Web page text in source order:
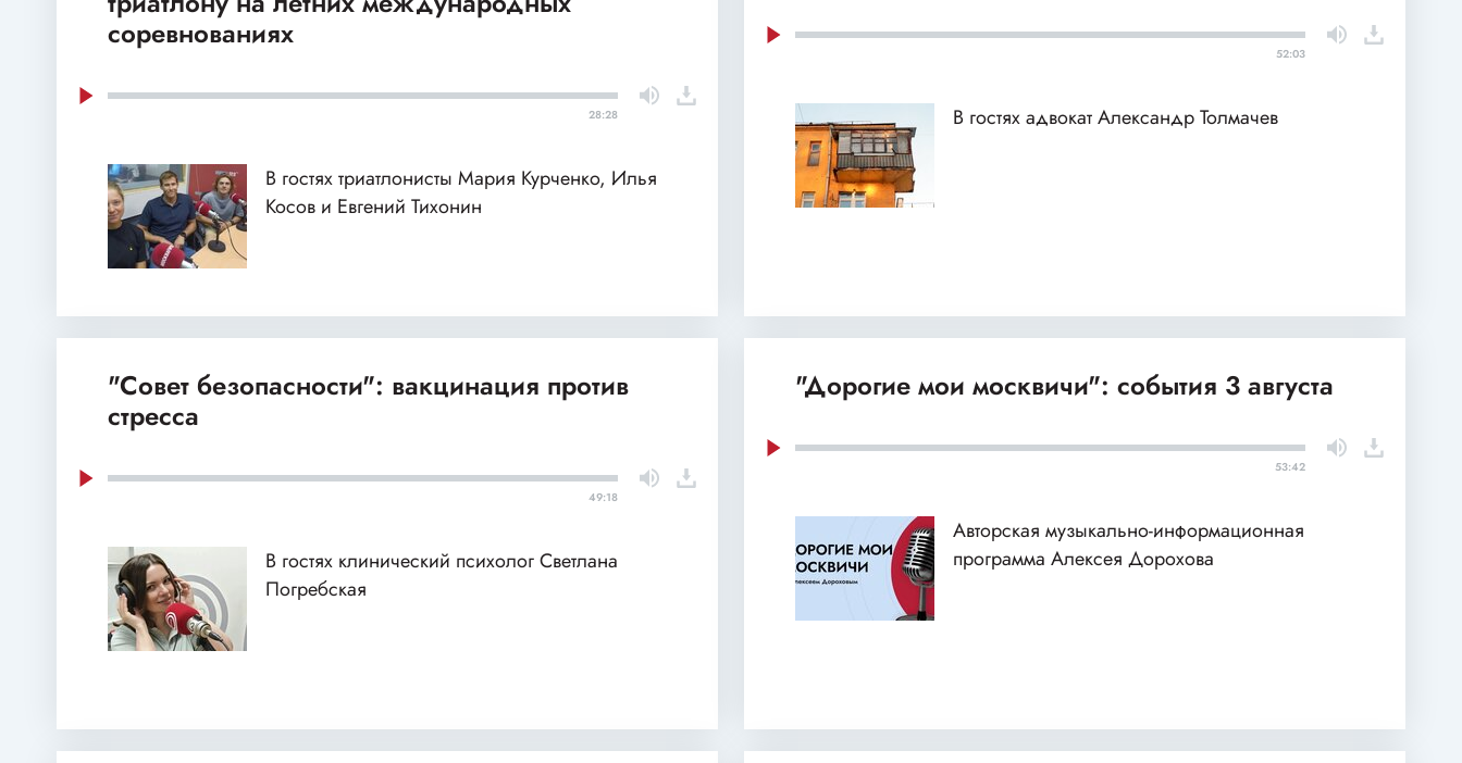
соревнованиях
28:28
В гостях триатлонисты Мария Курченко, Илья
Косов и Евгений Тихонин
52:03
В гостях адвокат Александр Толмачев
"Совет безопасности": вакцинация против
стресса
49:18
В гостях клинический психолог Светлана
Погребская
"Дорогие мои москвичи": события 3 августа
53:42
Авторская музыкально-информационная
программа Алексея Дорохова